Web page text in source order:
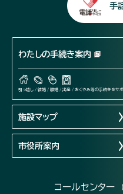
手
わたしの手続き案内
引っ越し / 結婚 / 離婚 / 出産 / おくやみ等の手続きをサポ
施設マップ
市役所案内
コールセンター